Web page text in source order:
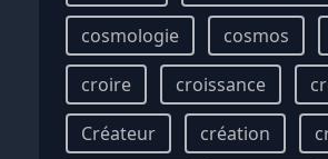
cosmologie
cosmos
croire
croissance
Créateur
création